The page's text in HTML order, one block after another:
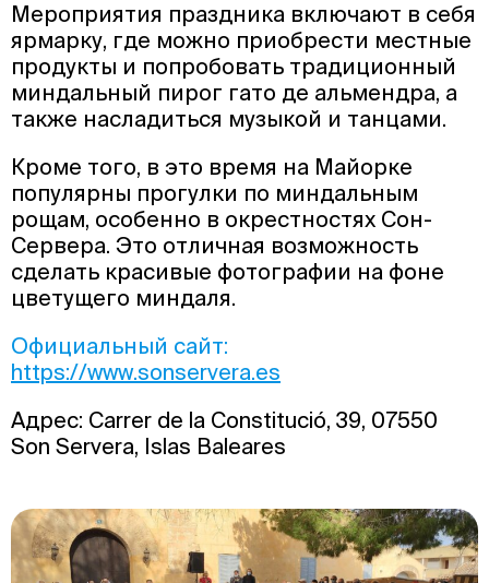
Мероприятия праздника включают в себя
ярмарку, где можно приобрести местные
продукты и попробовать традиционный
миндальный пирог гато де альмендра, а
также насладиться музыкой и танцами.
Кроме того, в это время на Майорке
популярны прогулки по миндальным
рощам, особенно в окрестностях Сон-
Сервера. Это отличная возможность
сделать красивые фотографии на фоне
цветущего миндаля.
Официальный сайт:
https://www.sonservera.es
Адрес: Carrer de la Constitució, 39, 07550
Son Servera, Islas Baleares